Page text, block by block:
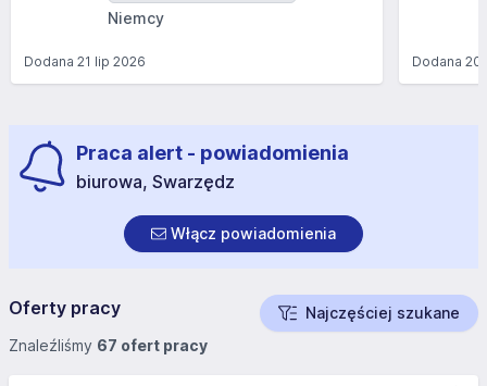
Niemcy
Dodana 21 lip 2026 Dodana20
Praca alert - powiadomienia
biurowa, Swarzędz
Włącz powiadomienia
Oferty pracy
Najczęściej szukane
Znaleźliśmy 67 ofert pracy